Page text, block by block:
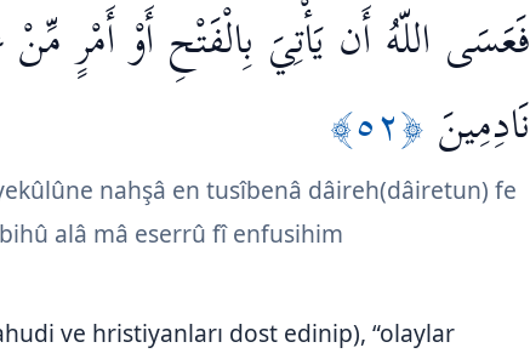
فَعَسَى اللّهُ أَن يَأْتِيَ بِالْفَتْحِ أَوْ أَمْرٍ
نَادِمِينَ ﴿٥٢﴾
nahşâ en tusîbenâ dâireh(dâiretun) fe
alâ mâ eserrû fî enfusihim
ve hristiyanları dost edinip), “olaylar